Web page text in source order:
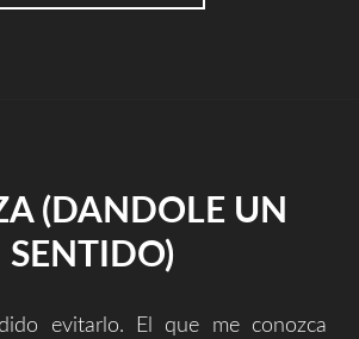
BAZO
(B.S.O.
SOUNDTRACK)"
(DANDOLE UN
SENTIDO)
evitarlo. El que me conozca